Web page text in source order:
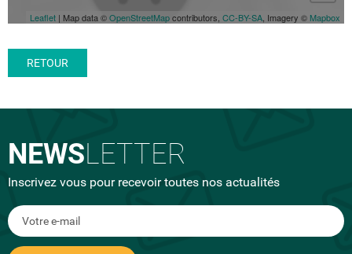
Leaflet | Map data ©OpenStreetMapcontributors, CC-BY-SA , Imagery © Mapbox
RETOUR
NEWSLETTER
Inscrivez vous pour recevoir toutes nos actualités